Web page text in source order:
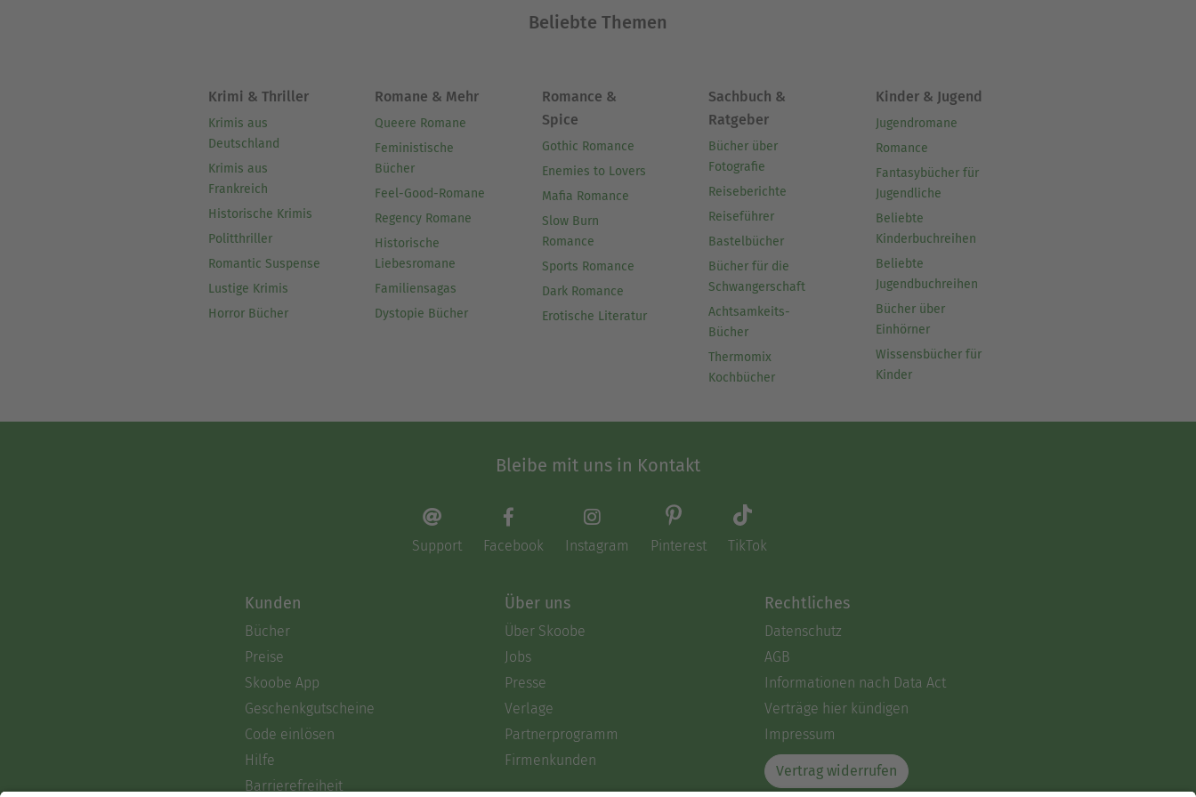
Beliebte Themen
Krimi & Thriller
Krimis aus
Deutschland
Krimis aus
Frankreich
Historische Krimis
Politthriller
Romantic Suspense
Lustige Krimis
Horror Bücher
Romane & Mehr
Queere Romane
Feministische
Bücher
Feel-Good-Romane
Regency Romane
Historische
Liebesromane
Familiensagas
Dystopie Bücher
Romance &
Spice
Gothic Romance
Enemies to Lovers
Mafia Romance
Slow Burn
Romance
Sports Romance
Dark Romance
Erotische Literatur
Sachbuch &
Ratgeber
Bücher über
Fotografie
Reiseberichte
Reiseführer
Bastelbücher
Bücher für die
Schwangerschaft
Achtsamkeits-
Bücher
Thermomix
Kochbücher
Kinder & Jugend
Jugendromane
Romance
Fantasybücher für
Jugendliche
Beliebte
Kinderbuchreihen
Beliebte
Jugendbuchreihen
Bücher über
Einhörner
Wissensbücher für
Kinder
Bleibe mit uns in Kontakt
Support Facebook Instagram Pinterest TikTok
Kunden
Bücher
Preise
Skoobe App
Geschenkgutscheine
Code einlösen
Hilfe
Barrierefreiheit
Über uns
Über Skoobe
Jobs
Presse
Verlage
Partnerprogramm
Firmenkunden
Rechtliches
Datenschutz
AGB
Informationen nach Data Act
Verträge hier kündigen
Impressum
Vertrag widerrufen